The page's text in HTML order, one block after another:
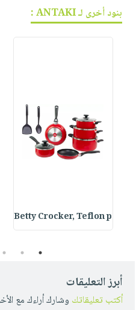
بنود أخرى لـ ANTAKI :
Betty Crocker, Teflon p
1
2
3
أبرز التعليقات
أكتب تعليقاتك وشارك أراءك مع